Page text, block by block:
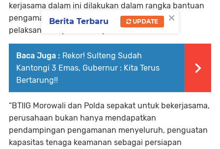
kerjasama dalam ini dilakukan dalam rangka bantuan
pengamanan dan penegakan hukum dalam
pelaksanaan operasional perusahaan.
Baca Juga : Rekor! Sulteng Sudah
Kantongi 3 Emas, Gubernur : Kita Terus
Bertarung!!
“BTIIG Morowali dan Polda sepakat untuk bekerjasama,
perusahaan bukan hanya mendapatkan
pendampingan pengamanan menyeluruh, penguatan
kapasitas tenaga keamanan sebagai persiapan
×
Berita Terbaru UPDATE